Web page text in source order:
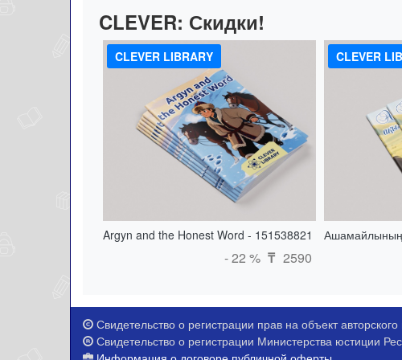
CLEVER: Скидки!
CLEVER LIBRARY
Argyn and the Honest Word - 151538821
- 22 % ₸ 2590
CLEVER
Свидетельство о регистрации прав на объект
Свидетельство о регистрации Министерства юстиции